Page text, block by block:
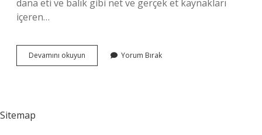
dana eti ve balık gibi net ve gerçek et kaynakları
içeren…
Devamını okuyun
Mamasının
Yorum Bırak
Sitemap